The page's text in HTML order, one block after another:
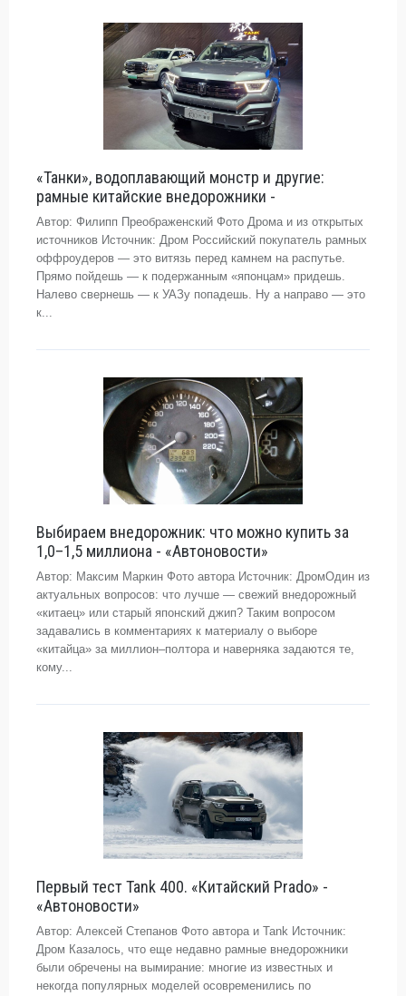
«Танки», водоплавающий монстр и другие:
рамные китайские внедорожники -
Автор: Филипп Преображенский Фото Дрома и из открытых
источников Источник: Дром Российский покупатель рамных
оффроудеров — это витязь перед камнем на распутье.
Прямо пойдешь — к подержанным «японцам» придешь.
Налево свернешь — к УАЗу попадешь. Ну а направо — это
к...
Выбираем внедорожник: что можно купить за
1,0–1,5 миллиона - «Автоновости»
Автор: Максим Маркин Фото автора Источник: ДромОдин из
актуальных вопросов: что лучше — свежий внедорожный
«китаец» или старый японский джип? Таким вопросом
задавались в комментариях к материалу о выборе
«китайца» за миллион–полтора и наверняка задаются те,
кому...
Первый тест Tank 400. «Китайский Prado» -
«Автоновости»
Автор: Алексей Степанов Фото автора и Tank Источник:
Дром Казалось, что еще недавно рамные внедорожники
были обречены на вымирание: многие из известных и
некогда популярных моделей осовременились по